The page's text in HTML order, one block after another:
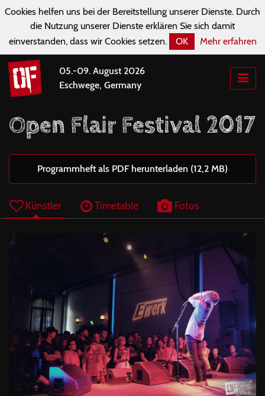
Cookies helfen uns bei der Bereitstellung unserer Dienste. Durch
die Nutzung unserer Dienste erklären Sie sich damit
einverstanden, dass wir Cookies setzen.
OK Mehr erfahren
05.-09. August 2026
Eschwege, Germany
Open Flair Festival 2017
Programmheft als PDF herunterladen (12,2 MB)
Künstler Timetable Fotos